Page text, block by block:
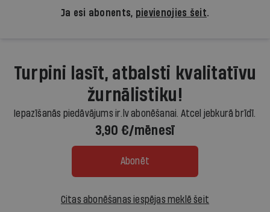
Ja esi abonents, pievienojies šeit.
Turpini lasīt, atbalsti kvalitatīvu
žurnālistiku!
Iepazīšanās piedāvājums ir.lv abonēšanai. Atcel jebkurā brīdī.
3,90 €/mēnesī
Abonēt
Citas abonēšanas iespējas meklē šeit